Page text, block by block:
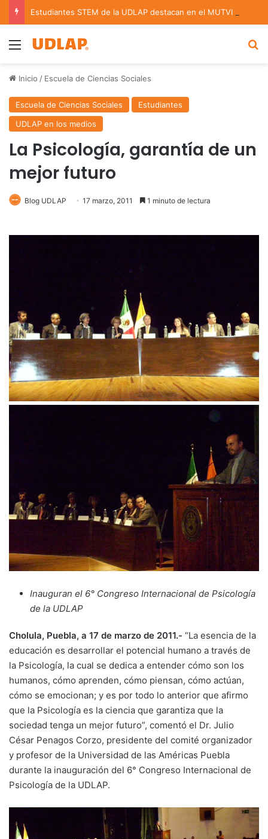
Menu
Inicio / Escuela de Ciencias Sociales
Escuela de Ciencias Sociales
Estudiantes
UDLAP en los medios
La Psicología, garantía de un
mejor futuro
Blog UDLAP 17 marzo, 2011 1 minuto de lectura
Inauguran el 6° Congreso Internacional de Psicología
de la UDLAP
Cholula, Puebla, a 17 de marzo de 2011.- “La esencia de la
educación es desarrollar el potencial humano a través de
la Psicología, la cual se dedica a entender cómo son los
humanos, cómo aprenden, cómo piensan, cómo actúan,
cómo se emocionan; y es por todo lo anterior que afirmo
que la Psicología es la ciencia que garantiza que la
sociedad tenga un mejor futuro”, comentó el Dr. Julio
César Penagos Corzo, presidente del comité organizador
y profesor de la Universidad de las Américas Puebla
durante la inauguración del 6° Congreso Internacional de
Psicología de la UDLAP.